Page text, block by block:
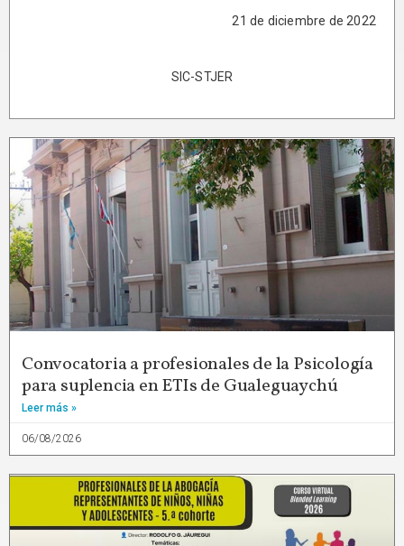
21 de diciembre de 2022
SIC-STJER
Convocatoria a profesionales de la Psicología
para suplencia en ETIs de Gualeguaychú
Leer más »
06/08/2026